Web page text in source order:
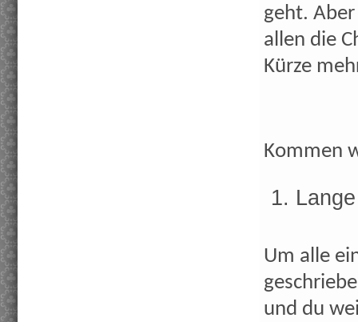
geht.
allen die
Kürze
Kommen
Um alle
und du